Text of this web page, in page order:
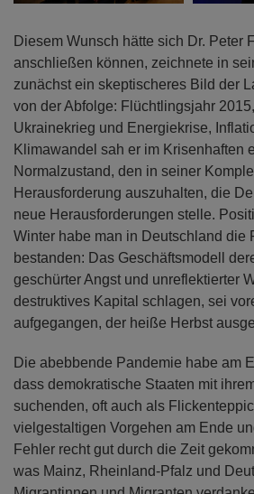
Diesem Wunsch hätte sich Dr. Peter
anschließen können, zeichnete in
zunächst ein skeptischeres Bild der
Ukrainekrieg und Energiekrise,
Klimawandel sah er im Krisenhaften
Normalzustand, den in seiner
Herausforderung auszuhalten, die
neue Herausforderungen stelle.
Winter habe man in Deutschland die
bestanden: Das Geschäftsmodell
geschürter Angst und unreflektierter
destruktives Kapital schlagen, sei
aufgegangen, der heiße Herbst
Die abebbende Pandemie habe am
dass demokratische Staaten mit
suchenden, oft auch als
vielgestaltigen Vorgehen am Ende